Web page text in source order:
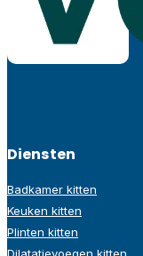
Diensten
Badkamer kitten
Keuken kitten
Plinten kitten